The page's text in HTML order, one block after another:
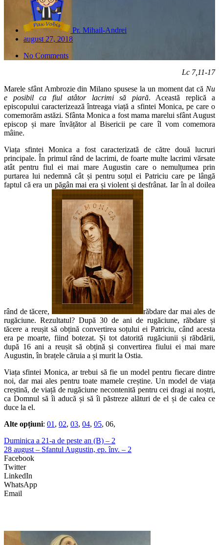
Pr. Mihail-Andrei
august 27, 2018
No Comments
Lc 7,11-17
Marele sfânt Ambrozie din Milano spusese la un moment dat că Nu
e posibil ca fiul atâtor lacrimi să piară. Această replică a
episcopului caracterizează întreaga viață a sfintei Monica, pe care o
comemorăm astăzi. Sfânta Monica a fost mama marelui sfânt August
episcop și mare învățător al Bisericii pe care îl vom comemora
mâine.
Viața sfintei Monica a fost caracterizată de către două lucruri
principale. În primul rând de lacrimi, de foarte multe lacrimi vărsate
atât pentru fiul ei mai mare Augustin care o nemulțumea prin
purtarea lui nedemnă cât și pentru soțul ei Patriciu care pe lângă
faptul că era un păgân mai era și violent și desfrânat. Iar în al doilea
rând de tăcere,
răbdare dar mai ales de
rugăciune. Rezultatul? După 30 de ani de rugăciune, răbdare și
tăcere a reușit să obțină convertirea soțului ei Patriciu, când acesta
era pe moarte, fiind botezat. Și tot datorită rugăciunii și răbdării,
după 16 ani a reușit să obțină și convertirea fiului ei mai mare
Augustin, în brațele căruia a și murit la Ostia.
Viața sfintei Monica, ar trebui să fie un model pentru fiecare dintre
noi, dar mai ales pentru toate mamele creștine. Un model de viața
creștină, de viață de rugăciune necontenită pentru cei dragi ai noștri,
ca Domnul să îi aducă și să îi păstreze alături de el și de calea ce
duce la el.
Alte opțiuni: 01 , 02, 03, 04, 05, 06,
Duminica a 21-a de peste an (B) – 2
28 august – Sfantul Augustin, ep. înv. – 2
Facebook
Twitter
LinkedIn
WhatsApp
Email